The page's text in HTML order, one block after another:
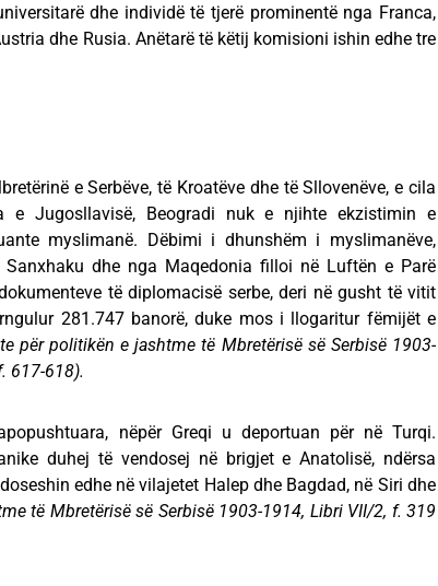
dhe individë të tjerë prominentë nga Franca,
dhe Rusia. Anëtarë të këtij komisioni ishin edhe tre
e Serbëve, të Kroatëve dhe të Sllovenëve, e cila
Jugosllavisë, Beogradi nuk e njihte ekzistimin e
myslimanë. Dëbimi i dhunshëm i myslimanëve,
dhe nga Maqedonia filloi në Luftën e Parë
të diplomacisë serbe, deri në gusht të vitit
281.747 banorë, duke mos i llogaritur fëmijët e
për politikën e jashtme të Mbretërisë së Serbisë 1903-
617-618).
nëpër Greqi u deportuan për në Turqi.
duhej të vendosej në brigjet e Anatolisë, ndërsa
edhe në vilajetet Halep dhe Bagdad, në Siri dhe
të Mbretërisë së Serbisë 1903-1914, Libri VII/2, f. 319